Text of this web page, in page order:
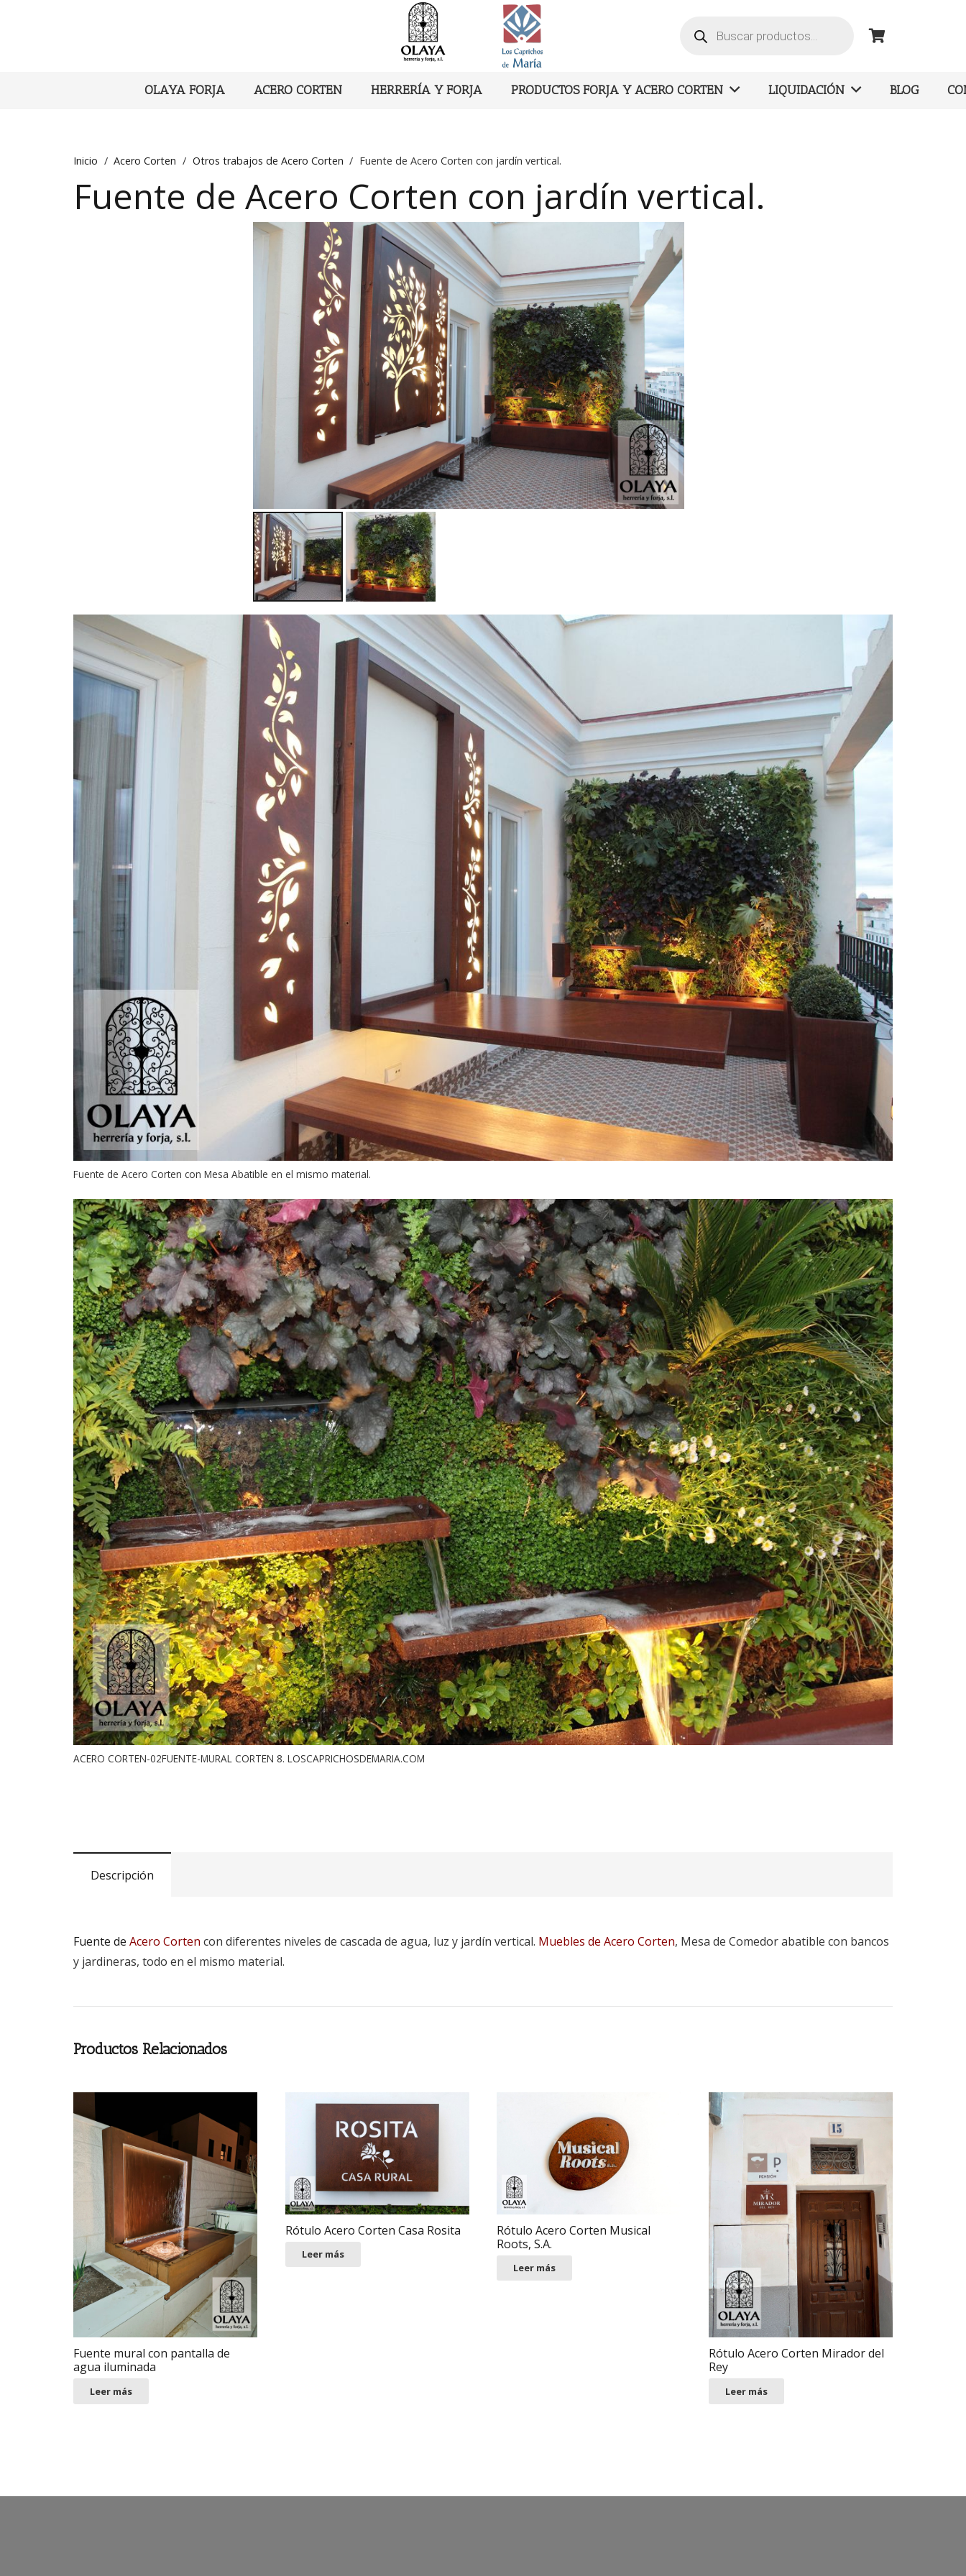
productos
OLAYA FORJA ACERO CORTEN HERRERÍA Y FORJA PRODUCTOS FORJA Y ACERO CORTEN LIQUIDACIÓN BLOG
Inicio / Acero Corten / Otros trabajos de Acero Corten / Fuente de Acero Corten con jardín vertical.
Fuente de Acero Corten con jardín vertical.
Fuente de Acero Corten con Mesa Abatible en el mismo material.
ACERO CORTEN-02FUENTE-MURAL CORTEN 8. LOSCAPRICHOSDEMARIA.COM
Descripción
Fuente de Acero Corten con diferentes niveles de cascada de agua, luz y jardín vertical. Muebles de Acero Corten, Mesa de Comedor abatible con bancos
y jardineras, todo en el mismo material.
Productos Relacionados
Fuente mural con pantalla de
agua iluminada
Leer más
Rótulo Acero Corten Casa Rosita
Leer más
Rótulo Acero Corten Musical
Roots, S.A.
Leer más
Rótulo Acero Corten Mirador del
Rey
Leer más